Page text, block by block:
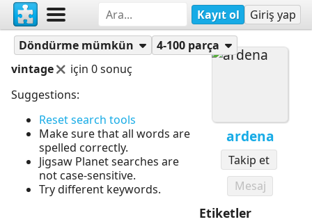
Kayıt ol Giriş yap
ardena
Takip et
Mesaj
Etiketler
ardena
Yapbozlar
Döndürme mümkün
4-100 parça
vintage
için 0 sonuç
Suggestions:
Reset search tools
Make sure that all words are
spelled correctly.
Jigsaw Planet searches are
not case-sensitive.
Try different keywords.